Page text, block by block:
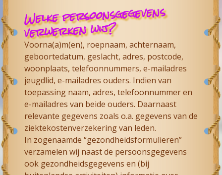
Welke persoonsgegevens
verwerken wij?
Voorna(a)m(en), roepnaam, achternaam,
geboortedatum, geslacht, adres, postcode,
woonplaats, telefoonnummers, e-mailadres
jeugdlid, e-mailadres ouders. Indien van
toepassing naam, adres, telefoonnummer en
e-mailadres van beide ouders. Daarnaast
relevante gegevens zoals o.a. gegevens van de
ziektekostenverzekering van leden.
In zogenaamde “gezondheidsformulieren”
verzamelen wij naast de persoonsgegevens
ook gezondheidsgegevens en (bij